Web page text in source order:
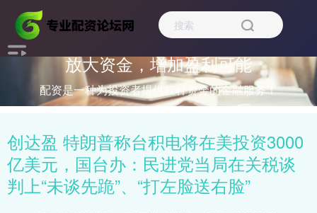
放大资金，增加盈利可能
配资是一种为投资者提供杠杆资金的金融服务！
创达盈 特朗普称台积电将在美投资3000
亿美元，国台办：民进党当局在关税谈
判上“未谈先跪”、“打左脸送右脸”